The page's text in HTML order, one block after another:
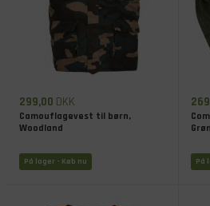
299,00 DKK
Camouflagevest til børn,
Woodland
På lager - Køb nu
Grøn
På